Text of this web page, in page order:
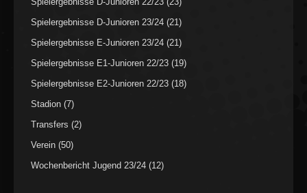
Spielergebnisse D-Junioren 23/24 (21)
Spielergebnisse E-Junioren 23/24 (21)
Spielergebnisse E1-Junioren 22/23 (19)
Spielergebnisse E2-Junioren 22/23 (18)
Stadion (7)
Transfers (2)
Verein (50)
Wochenbericht Jugend 23/24 (12)